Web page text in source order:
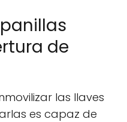
de
las llaves
es capaz de